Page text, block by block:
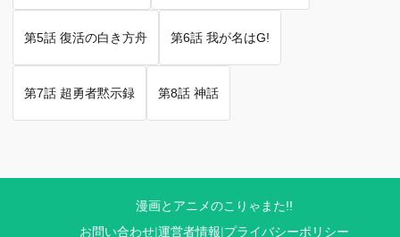
第5話 復活の白き方舟 第6話 我が名はG!
第7話 超勇者黙示録 第8話 神話
漫画とアニメのこりゃまた!!
お問い合わせ|運営者情報|プライバシーポリシー